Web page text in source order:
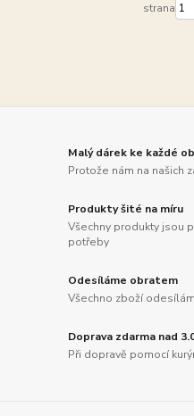
strana
Malý dárek ke každé
Protože nám na našich
Produkty šité na míru
Všechny produkty jsou
potřeby
Odesíláme obratem
Všechno zboží
Doprava zdarma nad
Při dopravě pomocí